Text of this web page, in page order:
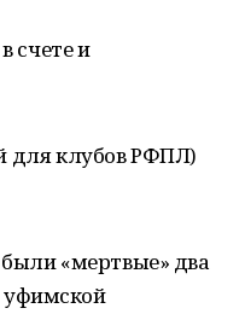
счете и
для клубов РФПЛ)
«мертвые» два
уфимской